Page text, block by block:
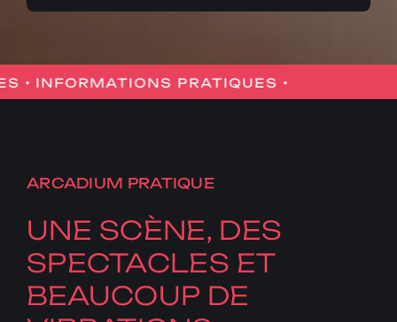
PRATIQUES • INFORMATIONS
ARCADIUM PRATIQUE
UNE SCÈNE, DES
SPECTACLES ET
BEAUCOUP DE